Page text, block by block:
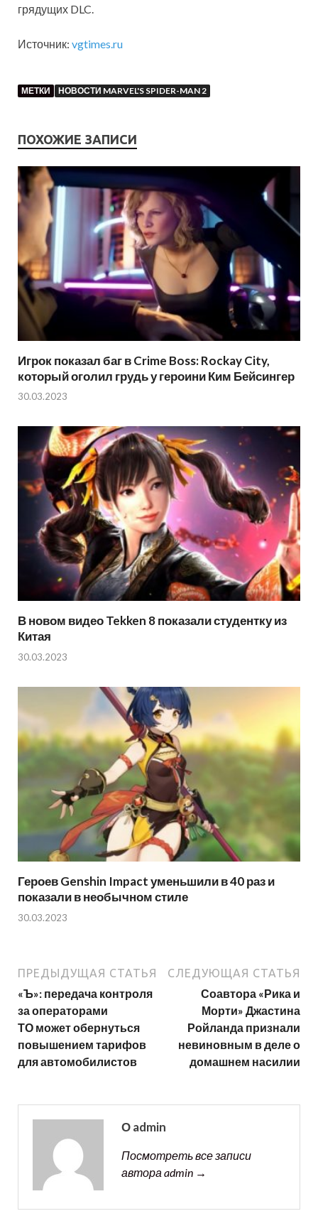
грядущих DLC.
Источник: vgtimes.ru
МЕТКИ НОВОСТИ MARVEL'S SPIDER-MAN 2
ПОХОЖИЕ ЗАПИСИ
Игрок показал баг в Crime Boss: Rockay City,
который оголил грудь у героини Ким Бейсингер
30.03.2023
В новом видео Tekken 8 показали студентку из
Китая
30.03.2023
Героев Genshin Impact уменьшили в 40 раз и
показали в необычном стиле
30.03.2023
ПРЕДЫДУЩАЯ СТАТЬЯ
«Ъ»: передача контроля
за операторами
ТО может обернуться
повышением тарифов
для автомобилистов
СЛЕДУЮЩАЯ СТАТЬЯ
Соавтора «Рика и
Морти» Джастина
Ройланда признали
невиновным в деле о
домашнем насилии
О admin
Посмотреть все записи
автора admin →